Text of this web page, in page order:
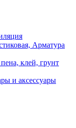
Арматура
клей, грунт
и аксессуары